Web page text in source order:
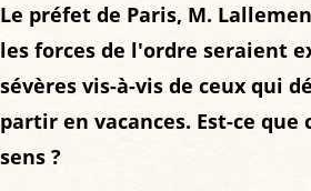
Le préfet de Paris, M.
les forces de l'ordre seraient
sévères vis-à-vis de ceux qui
partir en vacances. Est-ce que
sens ?